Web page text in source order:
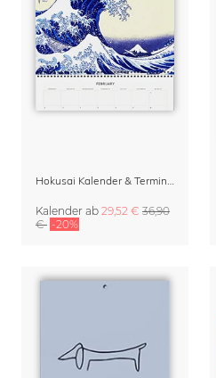
Hokusai Kalender & Terminplaner 2027
Kalender ab 29,52 € 36,90
€ -20%